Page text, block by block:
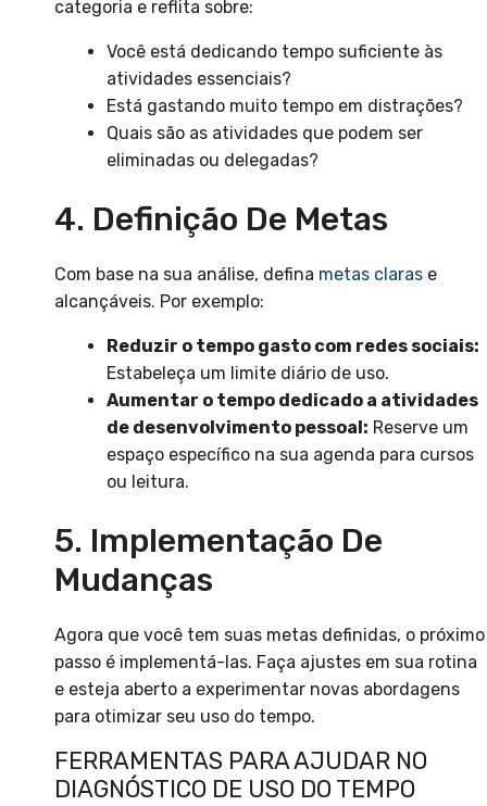
categoria e reflita sobre:
Você está dedicando tempo suficiente às
atividades essenciais?
Está gastando muito tempo em distrações?
Quais são as atividades que podem ser
eliminadas ou delegadas?
4. Definição De Metas
Com base na sua análise, defina metas claras e
alcançáveis. Por exemplo:
Reduzir o tempo gasto com redes sociais:
Estabeleça um limite diário de uso.
Aumentar o tempo dedicado a atividades
de desenvolvimento pessoal: Reserve um
espaço específico na sua agenda para cursos
ou leitura.
5. Implementação De
Mudanças
Agora que você tem suas metas definidas, o próximo
passo é implementá-las. Faça ajustes em sua rotina
e esteja aberto a experimentar novas abordagens
para otimizar seu uso do tempo.
FERRAMENTAS PARA AJUDAR NO
DIAGNÓSTICO DE USO DO TEMPO